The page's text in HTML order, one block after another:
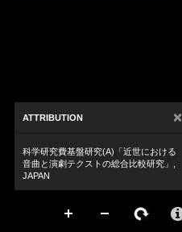
ATTRIBUTION ×
科学研究費基盤研究(A)「近世における
音曲と演劇テクストの総合比較研究」,
JAPAN